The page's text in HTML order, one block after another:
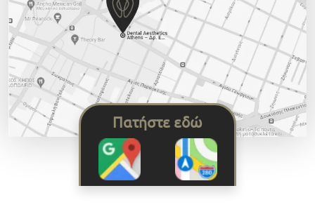
Πατήστε εδώ